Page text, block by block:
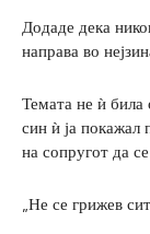
Додаде дека
направа во
Темата не ѝ била
син ѝ ја покажал
на сопругот да
„Не се грижев